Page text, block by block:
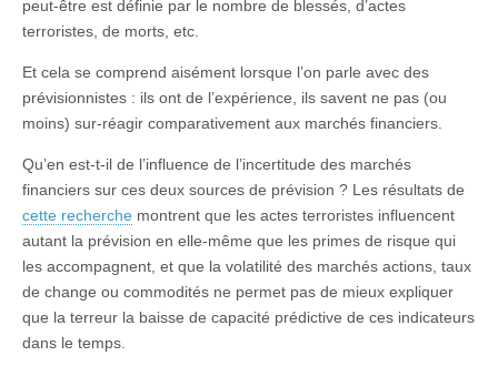
peut-être est définie par le nombre de blessés, d’actes
terroristes, de morts, etc.
Et cela se comprend aisément lorsque l’on parle avec des
prévisionnistes : ils ont de l’expérience, ils savent ne pas (ou
moins) sur-réagir comparativement aux marchés financiers.
Qu’en est-t-il de l’influence de l’incertitude des marchés
financiers sur ces deux sources de prévision ? Les résultats de
cette recherche montrent que les actes terroristes influencent
autant la prévision en elle-même que les primes de risque qui
les accompagnent, et que la volatilité des marchés actions, taux
de change ou commodités ne permet pas de mieux expliquer
que la terreur la baisse de capacité prédictive de ces indicateurs
dans le temps.